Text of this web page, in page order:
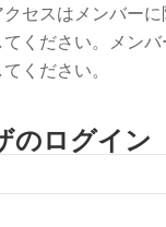
セスはメンバーに
ください。メン
ください。
のログイン